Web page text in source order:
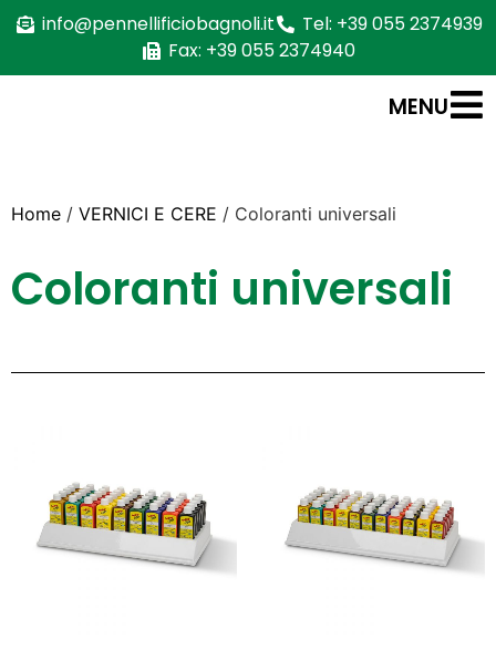
info@pennellificiobagnoli.it
Tel: +39 055 2374939
Fax: +39 055 2374940
MENU
Home / VERNICI E CERE / Coloranti universali
Coloranti universali